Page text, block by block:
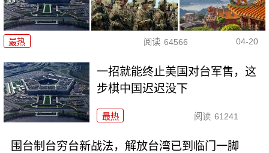
最热 阅读 64566 04-20
一招就能终止美国对台军售，这
步棋中国迟迟没下
最热 阅读 61241
围台制台穷台新战法，解放台湾已到临门一脚